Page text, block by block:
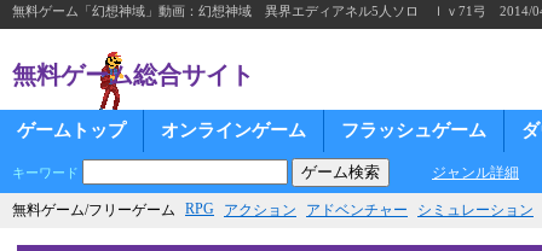
無料ゲーム「幻想神域」動画：幻想神域 異界エディアネル5人ソロ ｌｖ71弓 2014/
無料ゲーム総合サイト
ゲームトップ オンラインゲーム フラッシュゲーム
キーワード ジャンル詳細
無料ゲーム/フリーゲーム RPG アクション アドベンチャー シミュレーション